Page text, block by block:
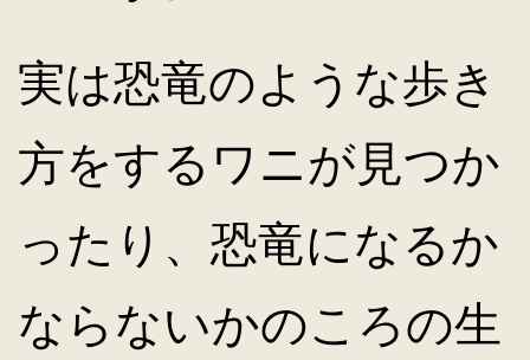
実は恐竜のような歩き
方をするワニが見つか
ったり、恐竜になるか
ならないかのころの生